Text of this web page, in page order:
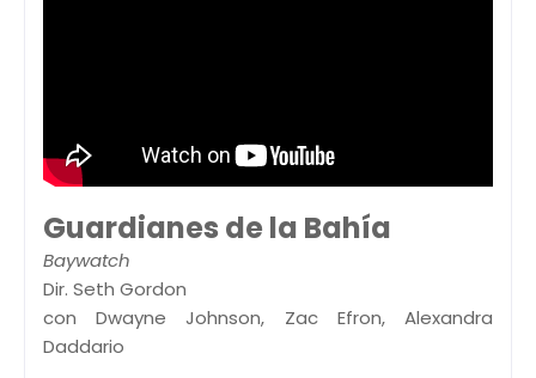
Guardianes de la Bahía
Baywatch
Dir. Seth Gordon
con Dwayne Johnson, Zac Efron, Alexandra
Daddario